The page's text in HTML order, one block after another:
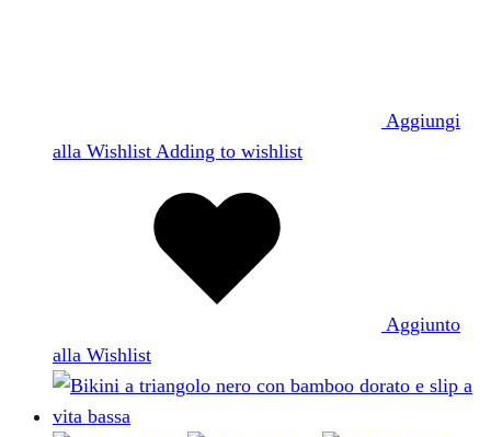
Aggiungi
alla Wishlist Adding to wishlist
Aggiunto
alla Wishlist